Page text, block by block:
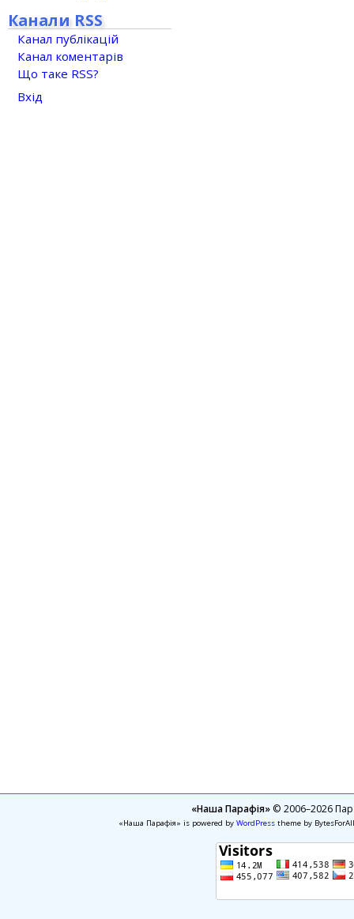
Канали RSS
Канал публікацій
Канал коментарів
Що таке RSS?
Вхід
«Наша Парафія»© 2006–2026
«Наша Парафія» is powered by WordPresstheme by